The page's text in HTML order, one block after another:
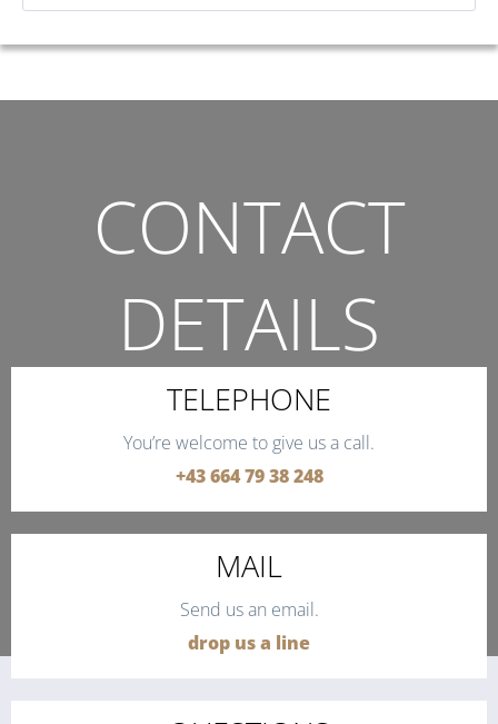
CONTACT
DETAILS
THE QUICKEST WAY TO CONTACT US.
TELEPHONE
You’re welcome to give us a call.
+43 664 79 38 248
MAIL
Send us an email.
drop us a line